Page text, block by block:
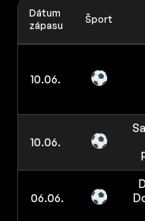
Dátum
zápasu
Šport
10.06.
10.06.
06.06.